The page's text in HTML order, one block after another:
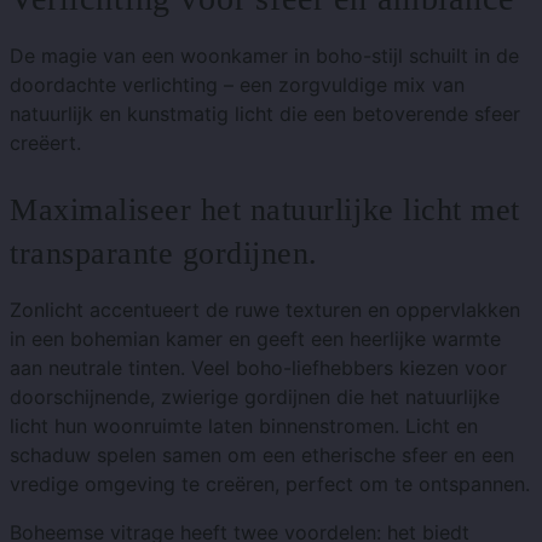
De magie van een woonkamer in boho-stijl schuilt in de
doordachte verlichting – een zorgvuldige mix van
natuurlijk en kunstmatig licht die een betoverende sfeer
creëert.
Maximaliseer het natuurlijke licht met
transparante gordijnen.
Zonlicht accentueert de ruwe texturen en oppervlakken
in een bohemian kamer en geeft een heerlijke warmte
aan neutrale tinten. Veel boho-liefhebbers kiezen voor
doorschijnende, zwierige gordijnen die het natuurlijke
licht hun woonruimte laten binnenstromen. Licht en
schaduw spelen samen om een ​​etherische sfeer en een
vredige omgeving te creëren, perfect om te ontspannen.
Boheemse vitrage heeft twee voordelen: het biedt